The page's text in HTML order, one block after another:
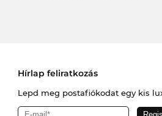
Hírlap feliratkozás
Lepd meg postafiókodat egy kis